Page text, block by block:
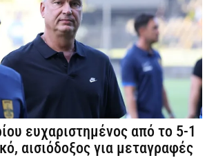
ευχαριστημένος από το 5-1
αισιόδοξος για μεταγραφές